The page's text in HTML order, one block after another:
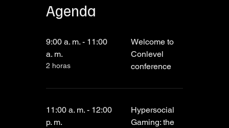
Agenda
9:00 a. m. - 11:00
a. m.
2 horas
Welcome to
Conlevel
conference
11:00 a. m. - 12:00
p. m.
Hypersocial
Gaming: the